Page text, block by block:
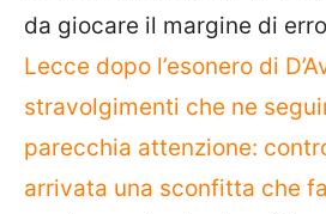
da giocare il margine di
Lecce dopo l’esonero di
stravolgimenti che ne
parecchia attenzione:
arrivata una sconfitta che